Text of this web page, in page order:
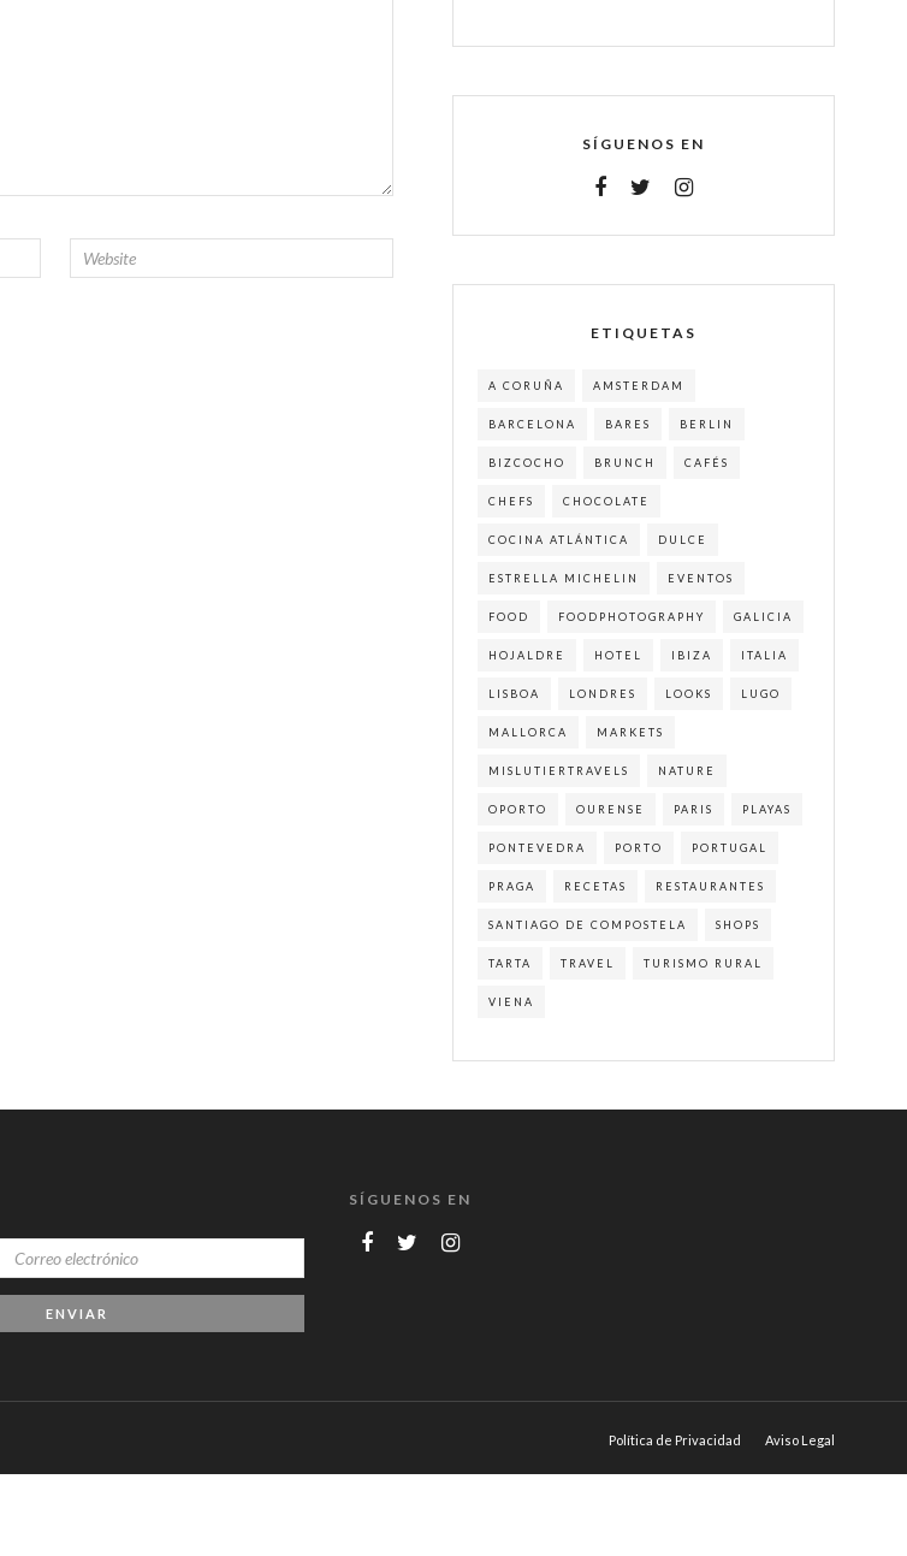
SÍGUENOS EN
ETIQUETAS
A CORUÑA AMSTERDAM
BARCELONA BARES BERLIN
BIZCOCHO BRUNCH CAFÉS
CHEFS CHOCOLATE
COCINA ATLÁNTICA DULCE
ESTRELLA MICHELIN EVENTOS
FOOD FOODPHOTOGRAPHY GALICIA
HOJALDRE HOTEL IBIZA ITALIA
LISBOA LONDRES LOOKS LUGO
MALLORCA MARKETS
MISLUTIERTRAVELS NATURE
OPORTO OURENSE PARIS PLAYAS
PONTEVEDRA PORTO PORTUGAL
PRAGA RECETAS RESTAURANTES
SANTIAGO DE COMPOSTELA SHOPS
TARTA TRAVEL TURISMO RURAL
VIENA
SÍGUENOS EN
Política de Privacidad Aviso Legal